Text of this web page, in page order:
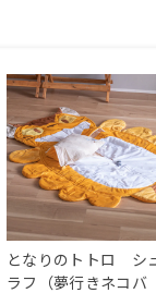
となりのトトロ シ
ラフ（夢行きネコバ